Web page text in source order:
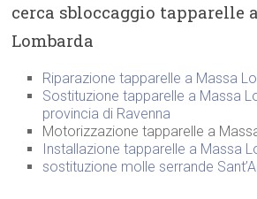
cerca sbloccaggio tapparelle
Lombarda
Riparazione tapparelle a Massa
Sostituzione tapparelle a Massa
provincia di Ravenna
Motorizzazione tapparelle a
Installazione tapparelle a Massa
sostituzione molle serrande